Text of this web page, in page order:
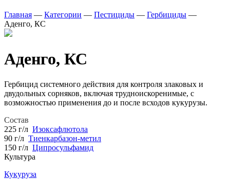
Главная — Категории — Пестициды — Гербициды —
Аденго, КС
Аденго, КС
Гербицид системного действия для контроля злаковых и
двудольных сорняков, включая трудноискоренимые, с
возможностью применения до и после всходов кукурузы.
Состав
225 г/л Изоксафлютола
90 г/л Тиенкарбазон-метил
150 г/л Ципросульфамид
Культура
Кукуруза